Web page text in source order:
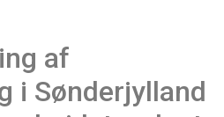
af
i Sønderjylland